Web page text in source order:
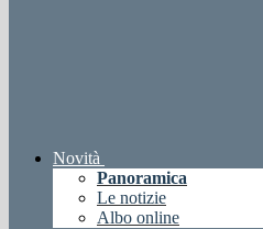
Novità
Panoramica
Le notizie
Albo online